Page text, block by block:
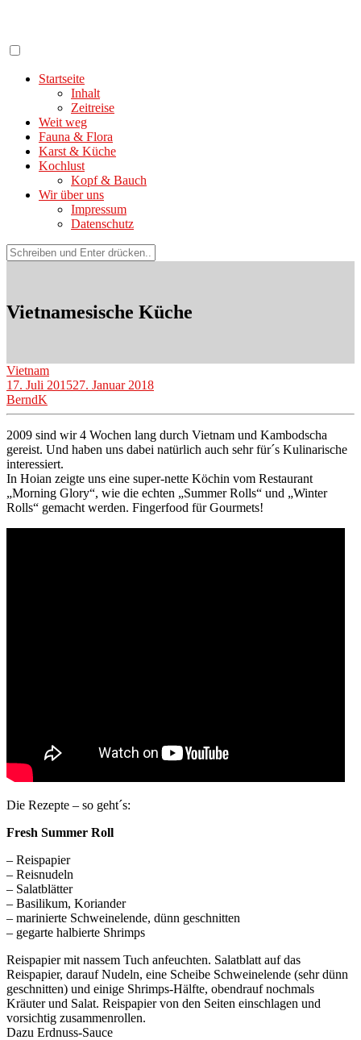
springen
Startseite
Inhalt
Zeitreise
Weit weg
Fauna & Flora
Karst & Küche
Kochlust
Kopf & Bauch
Wir über uns
Impressum
Datenschutz
Suchen
nach:
Vietnamesische Küche
Vietnam
17. Juli 201527. Januar 2018
BerndK
2009 sind wir 4 Wochen lang durch Vietnam und Kambodscha
gereist. Und haben uns dabei natürlich auch sehr für´s Kulinarische
interessiert.
In Hoian zeigte uns eine super-nette Köchin vom Restaurant
„Morning Glory“, wie die echten „Summer Rolls“ und „Winter
Rolls“ gemacht werden. Fingerfood für Gourmets!
Die Rezepte – so geht´s:
Fresh Summer Roll
– Reispapier
– Reisnudeln
– Salatblätter
– Basilikum, Koriander
– marinierte Schweinelende, dünn geschnitten
– gegarte halbierte Shrimps
Reispapier mit nassem Tuch anfeuchten. Salatblatt auf das
Reispapier, darauf Nudeln, eine Scheibe Schweinelende (sehr dünn
geschnitten) und einige Shrimps-Hälfte, obendrauf nochmals
Kräuter und Salat. Reispapier von den Seiten einschlagen und
vorsichtig zusammenrollen.
Dazu Erdnuss-Sauce